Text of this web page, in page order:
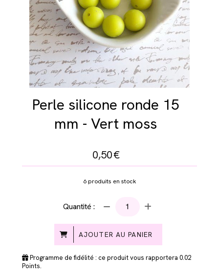
Perle silicone ronde 15
mm - Vert moss
0,50€
6produits en stock
Quantité :
AJOUTER AU PANIER
Programme de fidélité : ce produit vous rapportera 0.02
Points.